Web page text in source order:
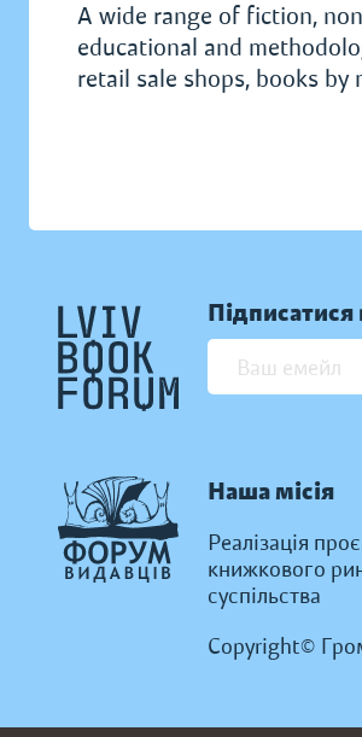
A wide range of fiction,
educational and
retail sale shops, books by
Підписатися
Наша місія
Реалізація
книжкового
суспільства
Copyright©